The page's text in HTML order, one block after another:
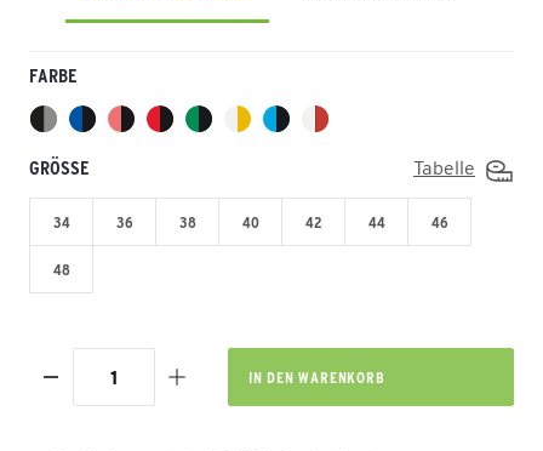
FARBE
GRÖSSE Tabelle
34 36 38 40 42 44 46
48
IN DEN WARENKORB